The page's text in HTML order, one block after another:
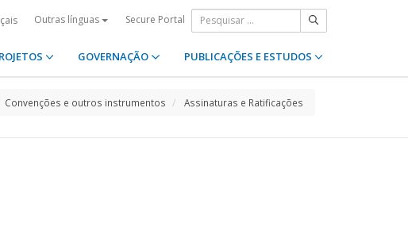
Outras línguas Secure Portal
GOVERNAÇÃO PUBLICAÇÕES E ESTUDOS
Convenções e outros instrumentos Assinaturas e Ratificações